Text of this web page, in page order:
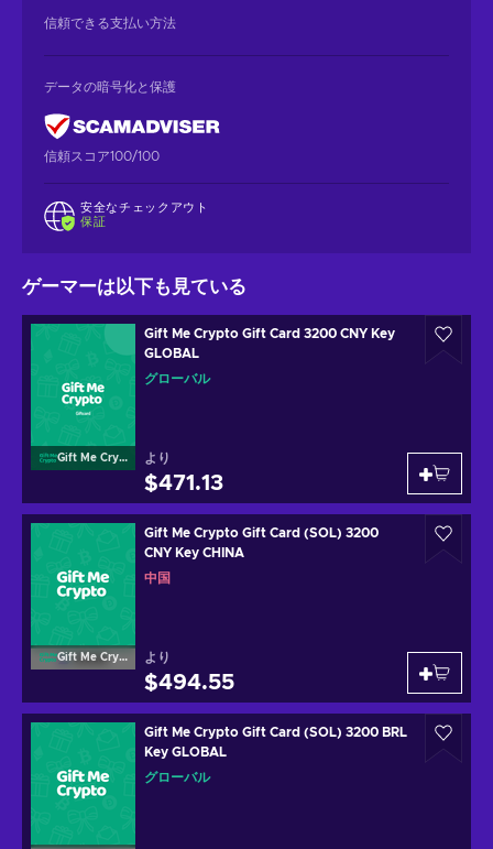
信頼できる支払い方法
データの暗号化と保護
信頼スコア100/100
安全なチェックアウト
保証
ゲーマーは以下も見ている
Gift Me Crypto
Gift Me Crypto Gift Card 3200 CNY Key
GLOBAL
グローバル
より
$471.13
Gift Me Crypto
Gift Me Crypto Gift Card (SOL) 3200
CNY Key CHINA
中国
より
$494.55
Gift Me Crypto Gift Card (SOL) 3200 BRL
Key GLOBAL
グローバル